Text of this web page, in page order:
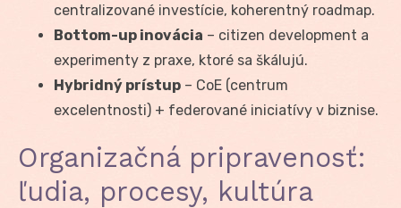
centralizované investície, koherentný roadmap.
Bottom-up inovácia – citizen development a
experimenty z praxe, ktoré sa škálujú.
Hybridný prístup – CoE (centrum
excelentnosti) + federované iniciatívy v biznise.
Organizačná pripravenosť:
ľudia, procesy, kultúra